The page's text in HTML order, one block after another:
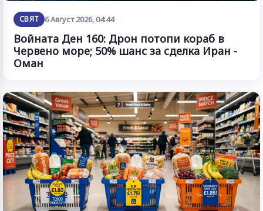
СВЯТ 6 Август 2026, 04:44
Войната Ден 160: Дрон потопи кораб в
Червено море; 50% шанс за сделка Иран -
Оман